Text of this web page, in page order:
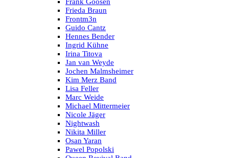
Frank Goosen
Frieda Braun
Frontm3n
Guido Cantz
Hennes Bender
Ingrid Kühne
Irina Titova
Jan van Weyde
Jochen Malmsheimer
Kim Merz Band
Lisa Feller
Marc Weide
Michael Mittermeier
Nicole Jäger
Nightwash
Nikita Miller
Osan Yaran
Pawel Popolski